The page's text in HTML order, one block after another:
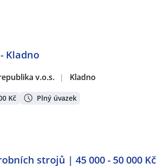
Kladno
v.o.s. | Kladno
Kč Plný úvazek
strojů | 45 000 - 50 000 Kč